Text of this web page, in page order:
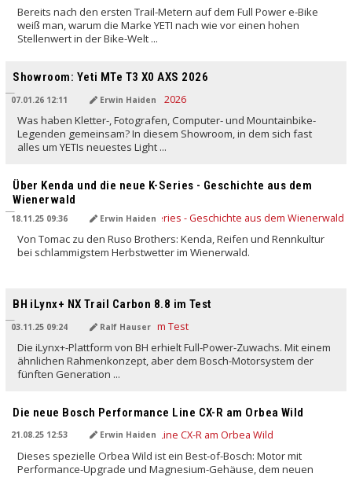
Bereits nach den ersten Trail-Metern auf dem Full Power e-Bike
weiß man, warum die Marke YETI nach wie vor einen hohen
Stellenwert in der Bike-Welt ...
Showroom: Yeti MTe T3 X0 AXS 2026
07.01.26 12:11 Erwin Haiden
Was haben Kletter-, Fotografen, Computer- und Mountainbike-
Legenden gemeinsam? In diesem Showroom, in dem sich fast
alles um YETIs neuestes Light ...
Über Kenda und die neue K-Series - Geschichte aus dem
Wienerwald
18.11.25 09:36 Erwin Haiden
Von Tomac zu den Ruso Brothers: Kenda, Reifen und Rennkultur
bei schlammigstem Herbstwetter im Wienerwald.
BH iLynx+ NX Trail Carbon 8.8 im Test
03.11.25 09:24 Ralf Hauser
Die iLynx+-Plattform von BH erhielt Full-Power-Zuwachs. Mit einem
ähnlichen Rahmenkonzept, aber dem Bosch-Motorsystem der
fünften Generation ...
Die neue Bosch Performance Line CX-R am Orbea Wild
21.08.25 12:53 Erwin Haiden
Dieses spezielle Orbea Wild ist ein Best-of-Bosch: Motor mit
Performance-Upgrade und Magnesium-Gehäuse, dem neuen